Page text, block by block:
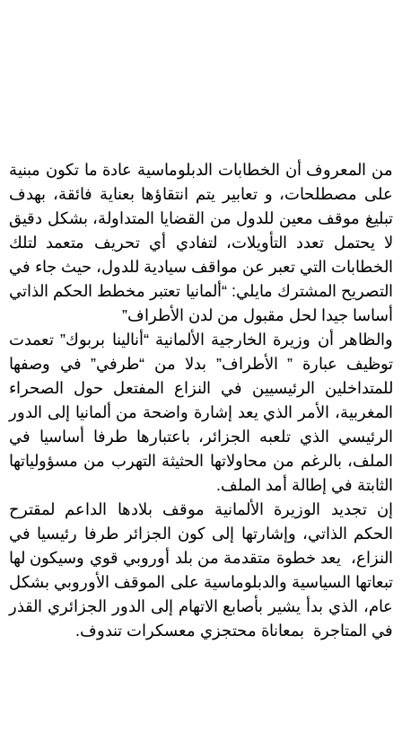
من المعروف أن الخطابات الدبلوماسية عادة ما تكون مبنية
على مصطلحات، و تعابير يتم انتقاؤها بعناية فائقة، بهدف
تبليغ موقف معين للدول من القضايا المتداولة، بشكل دقيق
لا يحتمل تعدد التأويلات، لتفادي أي تحريف متعمد لتلك
الخطابات التي تعبر عن مواقف سيادية للدول، حيث جاء في
التصريح المشترك مايلي: “ألمانيا تعتبر مخطط الحكم الذاتي
أساسا جيدا لحل مقبول من لدن الأطراف”
والظاهر أن وزيرة الخارجية الألمانية “أنالينا بربوك” تعمدت
توظيف عبارة ” الأطراف” بدلا من “طرفي” في وصفها
للمتداخلين الرئيسيين في النزاع المفتعل حول الصحراء
المغربية، الأمر الذي يعد إشارة واضحة من ألمانيا إلى الدور
الرئيسي الذي تلعبه الجزائر، باعتبارها طرفا أساسيا في
الملف، بالرغم من محاولاتها الحثيثة التهرب من مسؤولياتها
الثابتة في إطالة أمد الملف.
إن تجديد الوزيرة الألمانية موقف بلادها الداعم لمقترح
الحكم الذاتي، وإشارتها إلى كون الجزائر طرفا رئيسيا في
النزاع، يعد خطوة متقدمة من بلد أوروبي قوي وسيكون لها
تبعاتها السياسية والدبلوماسية على الموقف الأوروبي بشكل
عام، الذي بدأ يشير بأصابع الاتهام إلى الدور الجزائري القذر
في المتاجرة بمعاناة محتجزي معسكرات تندوف.